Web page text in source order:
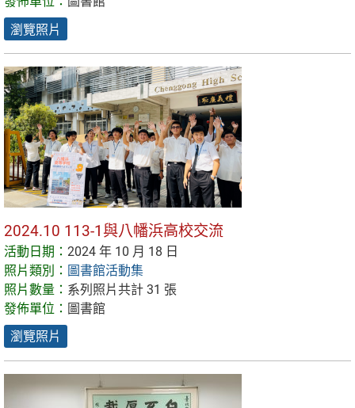
瀏覽照片
2024.10 113-1與八幡浜高校交流
活動日期： 2024 年 10 月 18 日
照片類別： 圖書館活動集
照片數量： 系列照片共計 31 張
發佈單位： 圖書館
瀏覽照片